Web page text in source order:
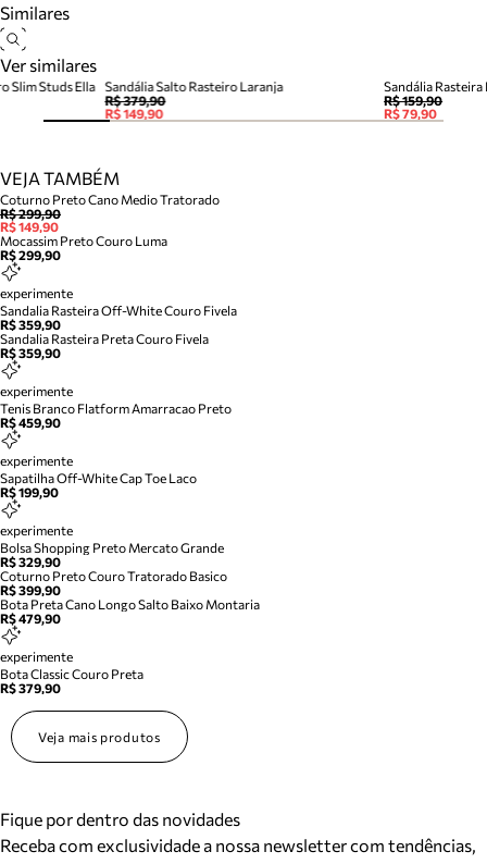
Similares
Ver similares
Sandália Salto Rasteiro Laranja
R$ 379,90
R$ 149,90
Sandália Rasteira
R$ 159,90
R$ 79,90
Slim Studs Ella
VEJA TAMBÉM
Coturno Preto Cano Medio Tratorado
R$ 299,90
R$ 149,90
Mocassim Preto Couro Luma
R$ 299,90
experimente
Sandalia Rasteira Off-White Couro Fivela
R$ 359,90
Sandalia Rasteira Preta Couro Fivela
R$ 359,90
experimente
Tenis Branco Flatform Amarracao Preto
R$ 459,90
experimente
Sapatilha Off-White Cap Toe Laco
R$ 199,90
experimente
Bolsa Shopping Preto Mercato Grande
R$ 329,90
Coturno Preto Couro Tratorado Basico
R$ 399,90
Bota Preta Cano Longo Salto Baixo Montaria
R$ 479,90
experimente
Bota Classic Couro Preta
R$ 379,90
Veja mais produtos
Fique por dentro das novidades
Receba com exclusividade a nossa newsletter com tendências,